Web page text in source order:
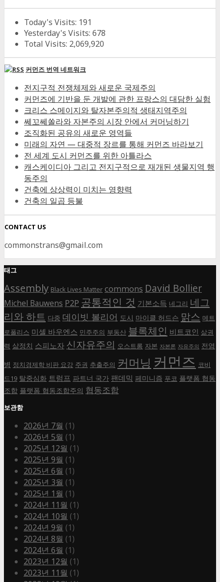
Today's Visits: 191
Yesterday's Visits: 678
Total Visits: 2,069,920
커먼즈 번역 네트워크
전지구적 전쟁체제와 새로운 국제주의
커먼즈에 기반을 둔 개발에 관한 프랑스의 대담한 실험
크리스 스메이지와 탈자본주의적 생태지역주의
쎄꼬쎄쏠라와 자본주의 시장 안에서 커머닝하기
조직화된 공유의 새로운 영역들
미래의 자연 — 대중적 장르를 통해 커먼즈 바라보기
전 세계 도시 커먼즈를 위한 아틀라스
캐스케이디아 그리고 전지구적으로 재개된 생물지역 행
동주의
건축에 상상력이 미치는 영향력
건축의 일곱 등불
CONTACT US
commonstrans@gmail.com
태그
Assembly Black Lives Matter commons David Bollier
Michel Bauwens P2P 공통적인 것 기본소득 네그리 네그
리와 하트 다중 데이빗 볼리어 도시 마이클 허드슨 맑스 메트
로폴리스 미셸 바우엔스 민주주의 부동산 블록체인 비트코인 삶권
력 삶정치 스피노자 신자유주의 오스트롬 자본 자본론 자유주의 전염
병 정치경제학 비판 요강 주권 추출주의 커머닝 커먼즈 코비
드19 탈중심화 트럼프 파트너 국가 팬데믹 페미니즘 푸코 플랫폼 협동
조합 플랫폼 협동조합주의 협동조합
보관함
2026년 7월 (1)
2026년 5월 (1)
2025년 12월 (1)
2025년 9월 (1)
2025년 6월 (1)
2025년 3월 (1)
2025년 1월 (1)
2024년 11월 (1)
2024년 10월 (1)
2024년 9월 (1)
2024년 8월 (1)
2024년 6월 (1)
2023년 12월 (1)
2023년 11월 (1)